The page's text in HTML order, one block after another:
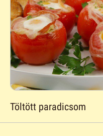
Töltött paradicsom